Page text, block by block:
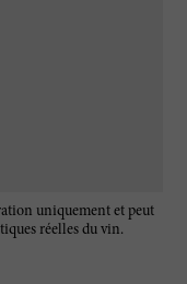
uniquement et peut
réelles du vin.